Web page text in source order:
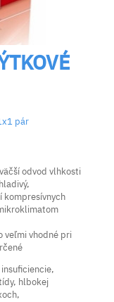
pár
odvod vlhkosti
kompresívnych
veľmi vhodné pri
hlbokej